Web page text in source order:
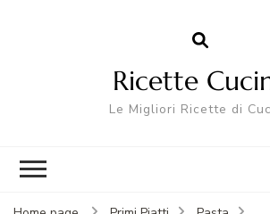
Ricette
Le Migliori Ricette di